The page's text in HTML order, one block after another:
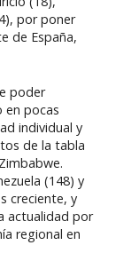
por poner
de España,
poder
en pocas
individual y
de la tabla
(148) y
creciente, y
actualidad por
regional en